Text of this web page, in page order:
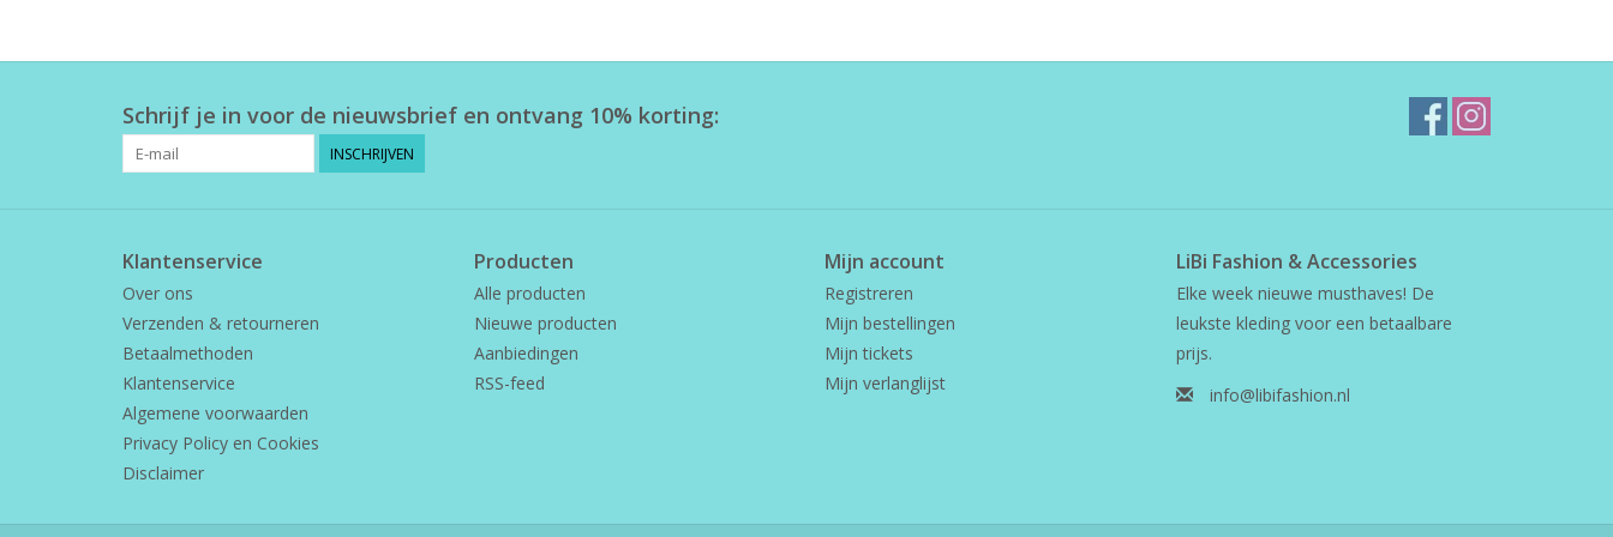
Schrijf je in voor de nieuwsbrief en ontvang 10% korting:
INSCHRIJVEN
Klantenservice
Over ons
Verzenden & retourneren
Betaalmethoden
Klantenservice
Algemene voorwaarden
Privacy Policy en Cookies
Disclaimer
Producten
Alle producten
Nieuwe producten
Aanbiedingen
RSS-feed
Mijn account
Registreren
Mijn bestellingen
Mijn tickets
Mijn verlanglijst
LiBi Fashion & Accessories
Elke week nieuwe musthaves! De
leukste kleding voor een betaalbare
prijs.
info@libifashion.nl